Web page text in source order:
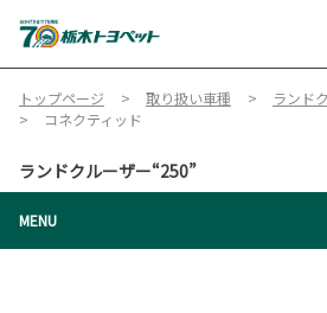
トップページ 取り扱い車種
ランド
コネクティッド
ランドクルーザー“250”
MENU